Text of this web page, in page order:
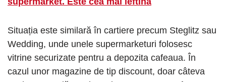
Situația este similară în cartiere precum Steglitz sau
Wedding, unde unele supermarketuri folosesc
vitrine securizate pentru a depozita cafeaua. În
cazul unor magazine de tip discount, doar câteva